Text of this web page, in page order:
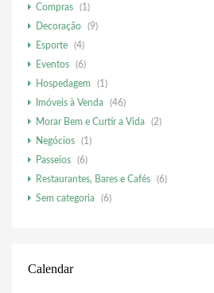
Compras
(1)
Decoração
(9)
Esporte
(4)
Eventos
(6)
Hospedagem
(1)
Imóveis à Venda
(46)
Morar Bem e Curtir a Vida
(2)
Negócios
(1)
Passeios
(6)
Restaurantes, Bares e Cafés
(6)
Sem categoria
(6)
Calendar